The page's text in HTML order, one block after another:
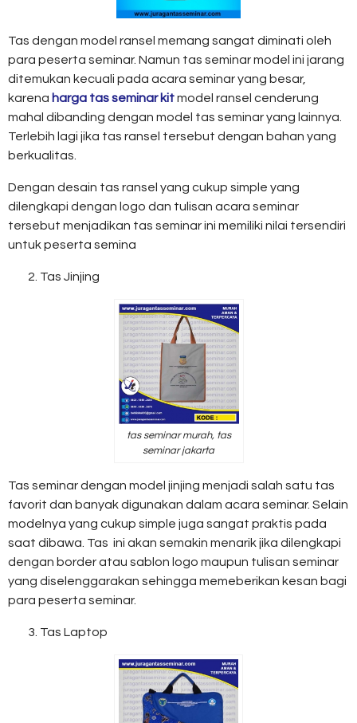
Tas dengan model ransel memang sangat diminati oleh
para peserta seminar. Namun tas seminar model ini jarang
ditemukan kecuali pada acara seminar yang besar,
karena harga tas seminar kitmodel ransel cenderung
mahal dibanding dengan model tas seminar yang lainnya.
Terlebih lagi jika tas ransel tersebut dengan bahan yang
berkualitas.
Dengan desain tas ransel yang cukup simple yang
dilengkapi dengan logo dan tulisan acara seminar
tersebut menjadikan tas seminar ini memiliki nilai tersendiri
untuk peserta semina
Tas Jinjing
tas seminar murah, tas
seminar jakarta
Tas seminar dengan model jinjing menjadi salah satu tas
favorit dan banyak digunakan dalam acara seminar. Selain
modelnya yang cukup simple juga sangat praktis pada
saat dibawa. Tas ini akan semakin menarik jika dilengkapi
dengan border atau sablon logo maupun tulisan seminar
yang diselenggarakan sehingga memeberikan kesan bagi
para peserta seminar.
Tas Laptop